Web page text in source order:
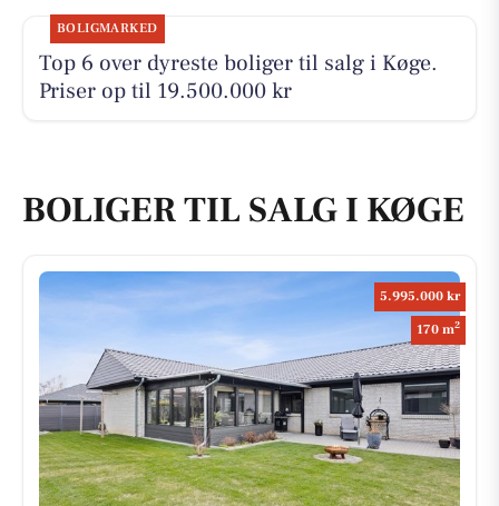
BOLIGMARKED
Top 6 over dyreste boliger til salg i Køge.
Priser op til 19.500.000 kr
BOLIGER TIL SALG I KØGE
5.995.000 kr
170 m2